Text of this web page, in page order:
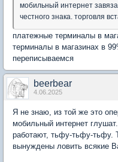
мобильный интернет
честного знака. торговля
платежные терминалы в
терминалы в магазинах в
переписываемся
beerbear
4.06.2025
Я не знаю, из той же это
мобильный интернет
работают, тьфу-тьфу-тьфу.
вынуждены ловить всякие